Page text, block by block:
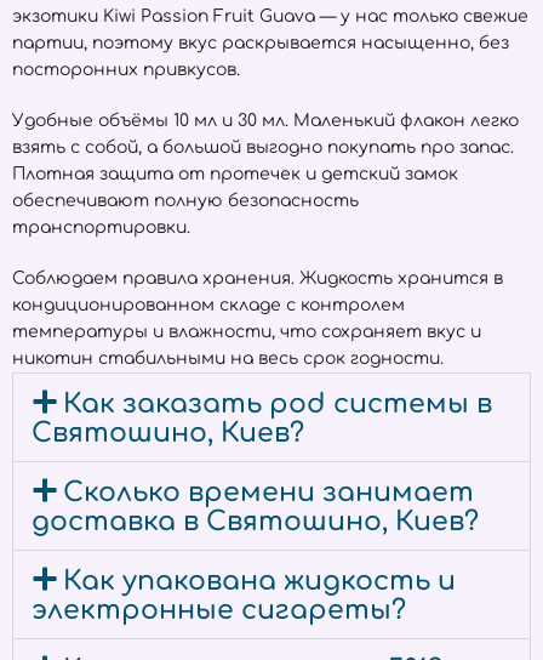
экзотики Kiwi Passion Fruit Guava — у нас только свежие
партии, поэтому вкус раскрывается насыщенно, без
посторонних привкусов.
Удобные объёмы 10 мл и 30 мл. Маленький флакон легко
взять с собой, а большой выгодно покупать про запас.
Плотная защита от протечек и детский замок
обеспечивают полную безопасность
транспортировки.
Соблюдаем правила хранения. Жидкость хранится в
кондиционированном складе с контролем
температуры и влажности, что сохраняет вкус и
никотин стабильными на весь срок годности.
Как заказать pod системы в
Святошино, Киев?
Сколько времени занимает
доставка в Святошино, Киев?
Как упакована жидкость и
электронные сигареты?